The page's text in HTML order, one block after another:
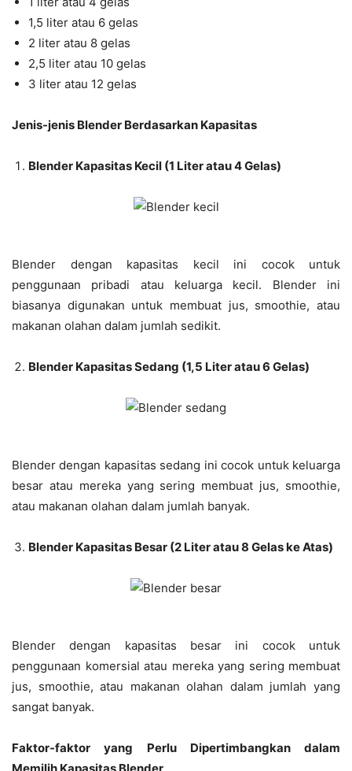
1,5 liter atau 6 gelas
2 liter atau 8 gelas
2,5 liter atau 10 gelas
3 liter atau 12 gelas
Jenis-jenis Blender Berdasarkan Kapasitas
Blender Kapasitas Kecil (1 Liter atau 4 Gelas)
Blender dengan kapasitas kecil ini cocok untuk
penggunaan pribadi atau keluarga kecil. Blender ini
biasanya digunakan untuk membuat jus, smoothie, atau
makanan olahan dalam jumlah sedikit.
Blender Kapasitas Sedang (1,5 Liter atau 6 Gelas)
Blender dengan kapasitas sedang ini cocok untuk keluarga
besar atau mereka yang sering membuat jus, smoothie,
atau makanan olahan dalam jumlah banyak.
Blender Kapasitas Besar (2 Liter atau 8 Gelas ke Atas)
Blender dengan kapasitas besar ini cocok untuk
penggunaan komersial atau mereka yang sering membuat
jus, smoothie, atau makanan olahan dalam jumlah yang
sangat banyak.
Faktor-faktor yang Perlu Dipertimbangkan dalam